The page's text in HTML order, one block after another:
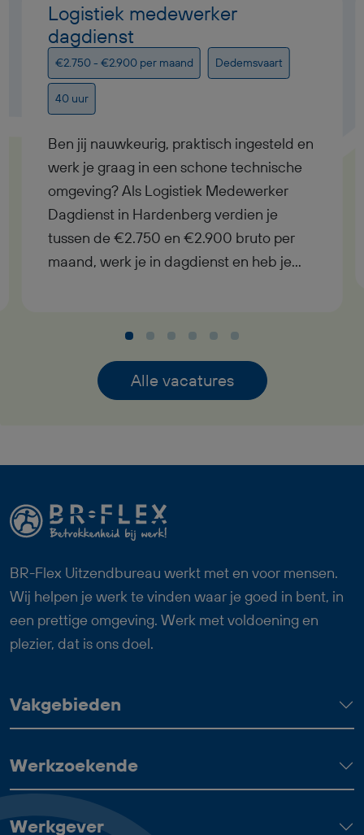
Logistiek medewerker
dagdienst
€2.750 - €2.900 per maand Dedemsvaart
40 uur
Ben jij nauwkeurig, praktisch ingesteld en
werk je graag in een schone technische
omgeving? Als Logistiek Medewerker
Dagdienst in Hardenberg verdien je
tussen de €2.750 en €2.900 bruto per
maand, werk je in dagdienst en heb je
Medewerker Dagdienst krijg je
verantwoordelijkheid, pensioenopbouw
vanaf je eerste werkdag,
samenkomen? Dan past deze functie als
Logistiek Medewerker Dagdienst goed
bij jou.
Alle vacatures
BR-Flex Uitzendbureau werkt met en voor mensen.
Wij helpen je werk te vinden waar je goed in bent, in
een prettige omgeving. Werk met voldoening en
plezier, dat is ons doel.
Vakgebieden
Werkzoekende
Werkgever